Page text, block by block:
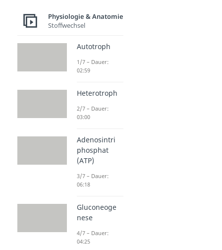
Physiologie & Anatomie
Stoffwechsel
Autotroph
1/7 – Dauer:
02:59
Heterotroph
2/7 – Dauer:
03:00
Adenosintri
phosphat
(ATP)
3/7 – Dauer:
06:18
Gluconeoge
nese
4/7 – Dauer:
04:25